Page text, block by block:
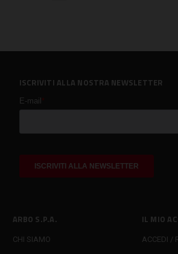
ARBO S.P.A.
CHI SIAMO
IL MIO
ACCEDI /
ISCRIVITI ALLA NOSTRA NEWSLETTER